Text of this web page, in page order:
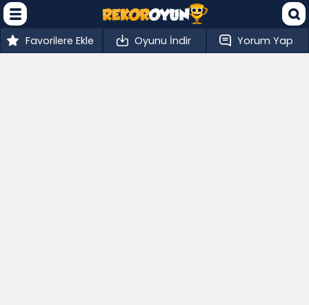
Favorilere Ekle Oyunu İndir Yorum Yap